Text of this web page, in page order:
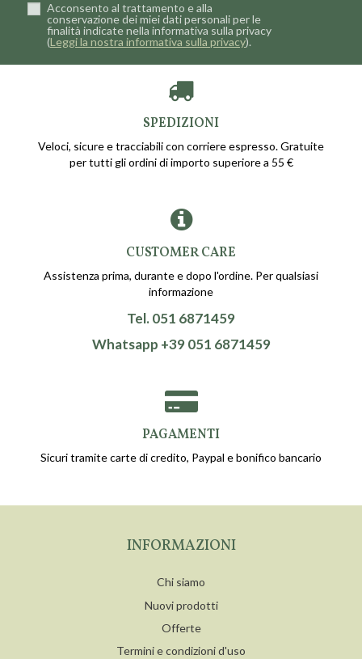
Acconsento al trattamento e alla
conservazione dei miei dati personali per le
finalità indicate nella informativa sulla privacy
(Leggi la nostra informativa sulla privacy).
SPEDIZIONI
Veloci, sicure e tracciabili con corriere espresso. Gratuite
per tutti gli ordini di importo superiore a 55 €
CUSTOMER CARE
Assistenza prima, durante e dopo l'ordine. Per qualsiasi
informazione
Tel. 051 6871459
Whatsapp +39 051 6871459
PAGAMENTI
Sicuri tramite carte di credito, Paypal e bonifico bancario
INFORMAZIONI
Chi siamo
Nuovi prodotti
Offerte
Termini e condizioni d'uso